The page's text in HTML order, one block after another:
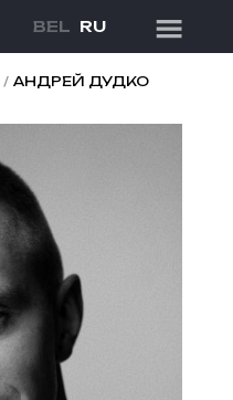
BEL RU
/ АНДРЕЙ ДУДКО